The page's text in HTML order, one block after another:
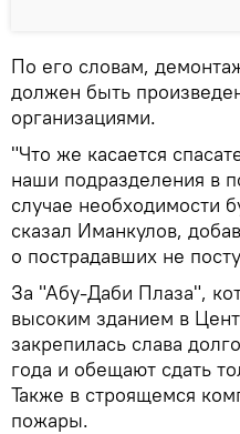
По его словам,
должен быть
организациями.
"Что же касается
наши подразделения в
случае необходимости
сказал Иманкулов,
о пострадавших не
За "Абу-Даби Плаза",
высоким зданием в
закрепилась слава
года и обещают сдать
Также в строящемся
пожары.